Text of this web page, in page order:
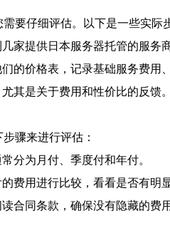
要仔细评估。以下是一些实际
家提供日本服务器托管的服务商
的价格表，记录基础服务费用
其是关于费用和性价比的反馈。
骤来进行评估：
分为月付、季度付和年付。
费用进行比较，看看是否有明
合同条款，确保没有隐藏的费用